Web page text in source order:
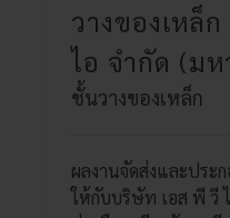
วางของเหล็
ไอ จำกัด (ม
ชั้นวางของเหล็ก
ผลงานจัดส่งและประ
ให้กับบริษัท เอส พี วี